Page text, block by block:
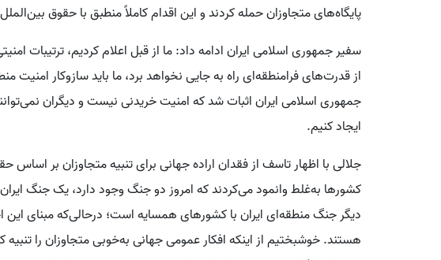
پایگاه‌های متجاوزان حمله کردند و این اقدام کاملاً منطبق با حقوق
سفیر جمهوری اسلامی ایران ادامه داد: ما از قبل اعلام کردیم، ترتیبات
از قدرت‌های فرامنطقه‌ای راه به جایی نخواهد برد، ما باید سازوکار امنیت
جمهوری اسلامی ایران اثبات شد که امنیت خریدنی نیست و دیگران
ایجاد کنیم.
جلالی با اظهار تاسف از فقدان اراده جهانی برای تنبیه متجاوزان بر اساس
کشورها به‌غلط وانمود می‌کردند که امروز دو جنگ وجود دارد، یک جنگ
دیگر جنگ منطقه‌ای ایران با کشورهای همسایه است؛ درحالی‌که مبنای این
هستند. خوشبختیم از اینکه افکار عمومی جهانی به‌خوبی متجاوزان را